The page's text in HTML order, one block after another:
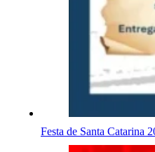
Festa de Santa Catarina